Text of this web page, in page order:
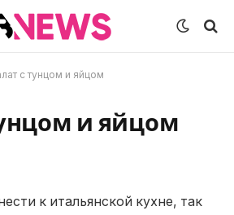
с тунцом и яйцом
и яйцом
к итальянской кухне, так